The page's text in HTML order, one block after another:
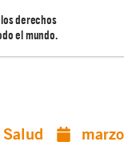
derechos
el mundo.
Salud